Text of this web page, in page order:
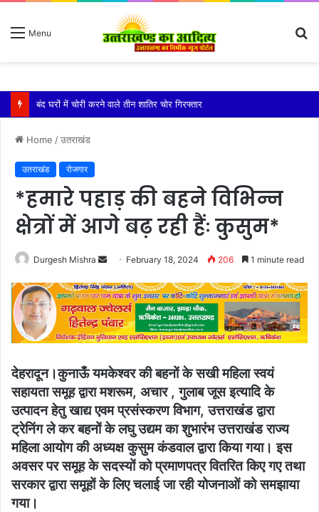
Menu
बारिश ने बढ़ाई दहशत, दरकने लगी जमीन, 10 परिवारों ने छोड़े घर
Home /उतराखंड
उतराखंड रोजगार
*हमारे पहाड़ की बहने विभिन्न
क्षेत्रों में आगे बढ़ रही हैंः कुसुम*
Durgesh Mishra
Send
email
February 18, 2024 206 1 minute read
देहरादून।कुनाऊँ यमकेश्वर की बहनों के सखी महिला स्वयं
सहायता समूह द्वारा मशरूम, अचार , गुलाब जूस इत्यादि के
उत्पादन हेतु खाद्य एवम प्रसंस्करण विभाग, उत्तराखंड द्वारा
ट्रेनिंग ले कर बहनों के लघु उद्यम का शुभारंभ उत्तराखंड राज्य
महिला आयोग की अध्यक्ष कुसुम कंडवाल द्वारा किया गया। इस
अवसर पर समूह के सदस्यों को प्रमाणपत्र वितरित किए गए तथा
सरकार द्वारा समूहों के लिए चलाई जा रही योजनाओं को समझाया
गया।